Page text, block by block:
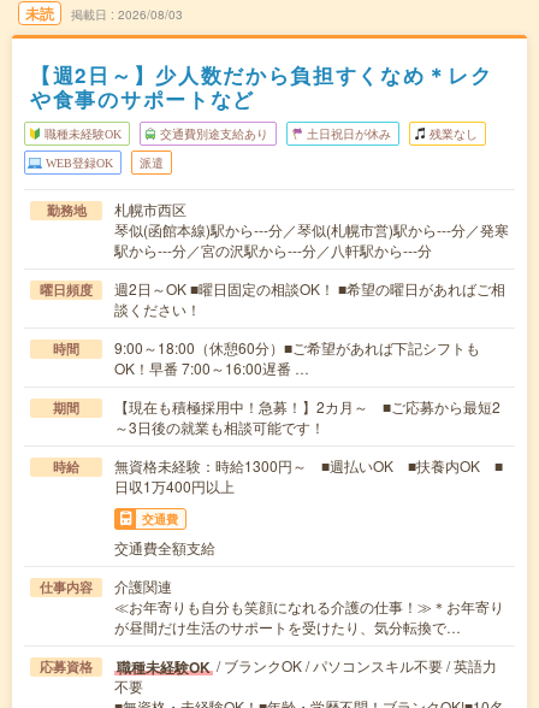
未読 掲載日 2026/08/03
【週2日～】少人数だから負担すくなめ＊レク
や食事のサポートなど
職種未経験OK 交通費別途支給あり 土日祝日が休み 残業なし
WEB登録OK 派遣
勤務地
札幌市西区
琴似(函館本線)駅から---分／琴似(札幌市営)駅から---分／発寒
駅から---分／宮の沢駅から---分／八軒駅から---分
曜日頻度
週2日～OK ■曜日固定の相談OK！ ■希望の曜日があればご相
談ください！
時間
9:00～18:00（休憩60分）■ご希望があれば下記シフトも
OK！早番 7:00～16:00遅番 …
期間
【現在も積極採用中！急募！】2カ月～ ■ご応募から最短2
～3日後の就業も相談可能です！
時給
無資格未経験：時給1300円～ ■週払いOK ■扶養内OK ■
日収1万400円以上
交通費
交通費全額支給
仕事内容
介護関連
≪お年寄りも自分も笑顔になれる介護の仕事！≫＊お年寄り
が昼間だけ生活のサポートを受けたり、気分転換で…
応募資格 職種未経験OK / ブランクOK / パソコンスキル不要 / 英語力
不要